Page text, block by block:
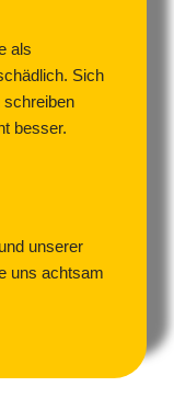
als
Sich
schreiben
besser.
unserer
uns achtsam